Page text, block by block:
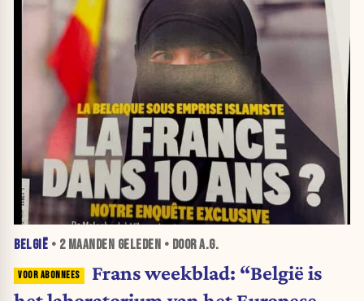
BELGIË • 2 MAANDEN GELEDEN • DOOR A.G.
Frans weekblad: “België is